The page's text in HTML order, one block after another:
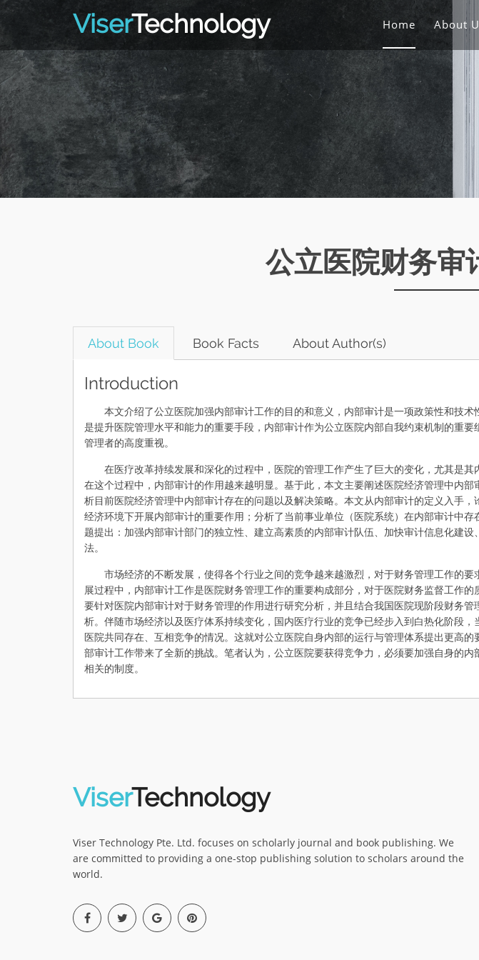
ViserTechnology Home About
公立医院财务审
About Book Book Facts About Author(s)
Introduction
本文介绍了公立医院加强内部审计工作的目的和意义，内部审计是一项政策性和技术
是提升医院管理水平和能力的重要手段，内部审计作为公立医院内部自我约束机制的重要
管理者的高度重视。
在医疗改革持续发展和深化的过程中，医院的管理工作产生了巨大的变化，尤其是其
在这个过程中，内部审计的作用越来越明显。基于此，本文主要阐述医院经济管理中内部
析目前医院经济管理中内部审计存在的问题以及解决策略。本文从内部审计的定义入手，
经济环境下开展内部审计的重要作用；分析了当前事业单位（医院系统）在内部审计中存
题提出：加强内部审计部门的独立性、建立高素质的内部审计队伍、加快审计信息化建设
法。
市场经济的不断发展，使得各个行业之间的竞争越来越激烈，对于财务管理工作的要
展过程中，内部审计工作是医院财务管理工作的重要构成部分，对于医院财务监督工作的
要针对医院内部审计对于财务管理的作用进行研究分析，并且结合我国医院现阶段财务管
析。伴随市场经济以及医疗体系持续变化，国内医疗行业的竞争已经步入到白热化阶段，
医院共同存在、互相竞争的情况。这就对公立医院自身内部的运行与管理体系提出更高的
部审计工作带来了全新的挑战。笔者认为，公立医院要获得竞争力，必须要加强自身的内
相关的制度。
ViserTechnology
Viser Technology Pte. Ltd. focuses on scholarly journal and book publishing. We
are committed to providing a one-stop publishing solution to scholars around the
world.